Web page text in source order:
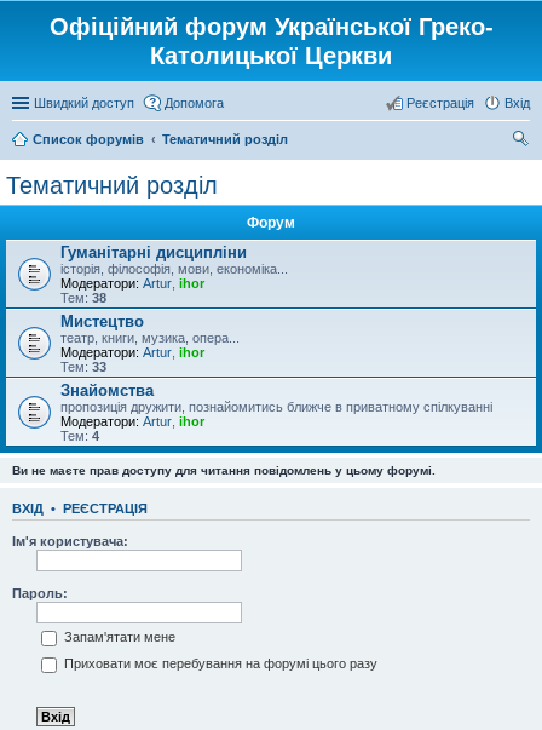
Офіційний форум Української Греко-
Католицької Церкви
Швидкий доступ Допомога Вхід
Реєстрація
Список форумів
Тематичний розділ
Тематичний розділ
Форум
Гуманітарні дисципліни
історія, філософія, мови, економіка...
Модератори: Artur ihor
Тем: 38
Мистецтво
театр, книги, музика, опера...
Модератори: Artur ihor
Тем: 33
Знайомства
пропозиція дружити, познайомитись ближче в приватному спілкуванні
Модератори: Artur ihor
Тем: 4
Ви не маєте прав доступу для читання повідомлень у цьому форумі.
ВХІД • РЕЄСТРАЦІЯ
Ім'я користувача:
Пароль:
Запам'ятати мене
Приховати моє перебування на форумі цього разу